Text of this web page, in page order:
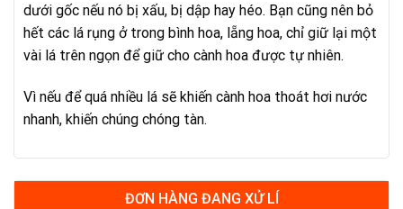
dưới gốc nếu nó bị xấu, bị dập hay héo. Bạn cũng nên bỏ
hết các lá rụng ở trong bình hoa, lẵng hoa, chỉ giữ lại một
vài lá trên ngọn để giữ cho cành hoa được tự nhiên.
Vì nếu để quá nhiều lá sẽ khiến cành hoa thoát hơi nước
nhanh, khiến chúng chóng tàn.
ĐƠN HÀNG ĐANG XỬ LÍ